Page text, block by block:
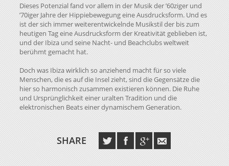
Dieses Potenzial fand vor allem in der Musik der ’60ziger und
’70iger Jahre der Hippiebewegung eine Ausdrucksform. Und es
ist der sich immer weiterentwickelnde Musikstil der bis zum
heutigen Tag eine Ausdrucksform der Kreativität geblieben ist,
und der Ibiza und seine Nacht- und Beachclubs weltweit
berühmt gemacht hat.
Doch was Ibiza wirklich so anziehend macht für so viele
Menschen, die es auf die Insel zieht, sind die Gegensätze die
hier so harmonisch zusammen existieren können. Die Ruhe
und Ursprünglichkeit einer uralten Tradition und die
elektronischen Beats einer dynamischem Generation.
SHARE